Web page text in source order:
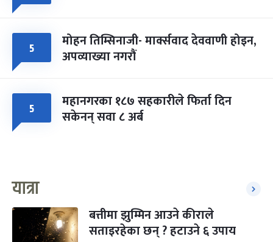
५ मोहन तिम्सिनाजी- मार्क्सवाद देववाणी होइन,
अपव्याख्या नगरौं
५ महानगरका १८७ सहकारीले फिर्ता दिन
सकेनन् सवा ८ अर्ब
यात्रा
बत्तीमा झुम्मिन आउने कीराले
सताइरहेका छन् ? हटाउने ६ उपाय